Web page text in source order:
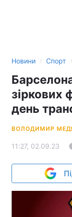
Новини › Спорт ›
зіркових
день
ВОЛОДИМИР
11:27, 02.09.23